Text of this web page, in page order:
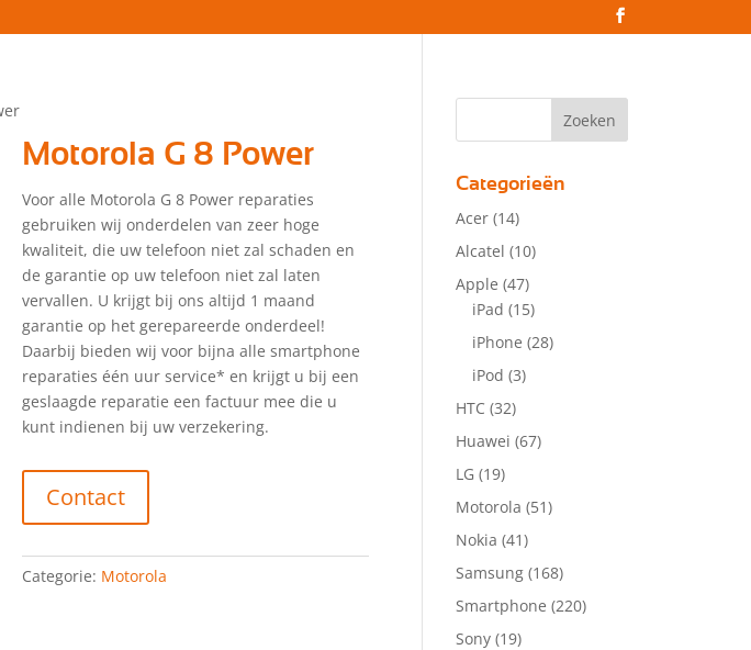
Motorola G 8 Power
Voor alle Motorola G 8 Power reparaties
gebruiken wij onderdelen van zeer hoge
kwaliteit, die uw telefoon niet zal schaden en
de garantie op uw telefoon niet zal laten
vervallen. U krijgt bij ons altijd 1 maand
garantie op het gerepareerde onderdeel!
Daarbij bieden wij voor bijna alle smartphone
reparaties één uur service* en krijgt u bij een
geslaagde reparatie een factuur mee die u
kunt indienen bij uw verzekering.
Contact
Categorie: Motorola
Categorieën
Acer (14)
Alcatel (10)
Apple (47)
iPad (15)
iPhone (28)
iPod (3)
HTC (32)
Huawei (67)
LG (19)
Motorola (51)
Nokia (41)
Samsung (168)
Smartphone (220)
Sony (19)